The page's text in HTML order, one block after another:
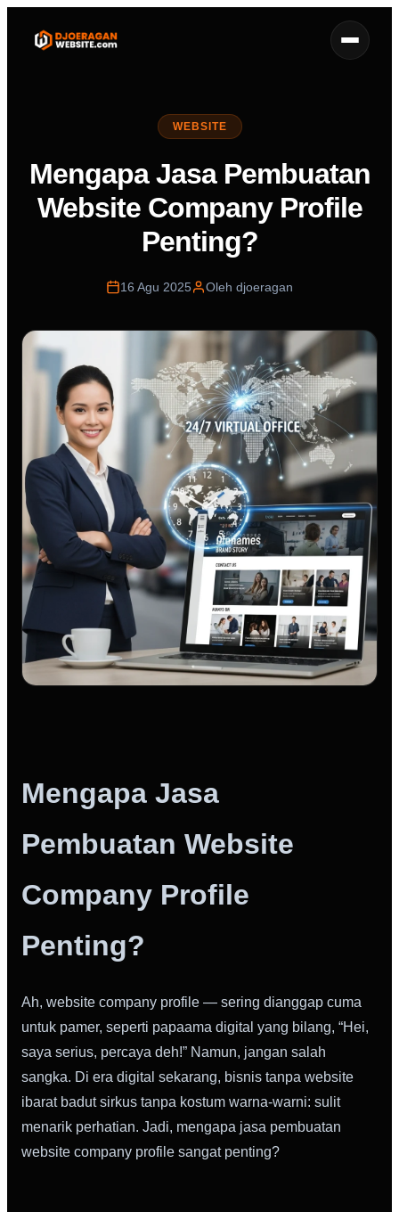
WEBSITE
Mengapa Jasa Pembuatan
Website Company Profile
Penting?
16 Agu 2025 Oleh djoeragan
Mengapa Jasa
Pembuatan Website
Company Profile
Penting?
Ah, website company profile — sering dianggap cuma
untuk pamer, seperti papaama digital yang bilang, “Hei,
saya serius, percaya deh!” Namun, jangan salah
sangka. Di era digital sekarang, bisnis tanpa website
ibarat badut sirkus tanpa kostum warna-warni: sulit
menarik perhatian. Jadi, mengapa jasa pembuatan
website company profile sangat penting?